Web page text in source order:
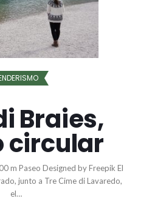
Braies,
circular
m Paseo Designed by Freepik El
junto a Tre Cime di Lavaredo,
el…